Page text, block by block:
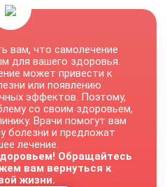
вам, что самолечение
для вашего здоровья.
может привести к
или появлению
эффектов. Поэтому,
со своим здоровьем,
Врачи помогут вам
болезни и предложат
лечение.
Обращайтесь
вам вернуться к
жизни.